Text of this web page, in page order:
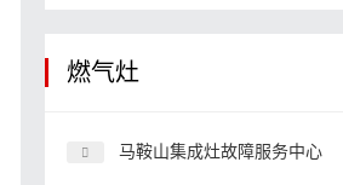
燃气灶
马鞍山集成灶故障服务中心